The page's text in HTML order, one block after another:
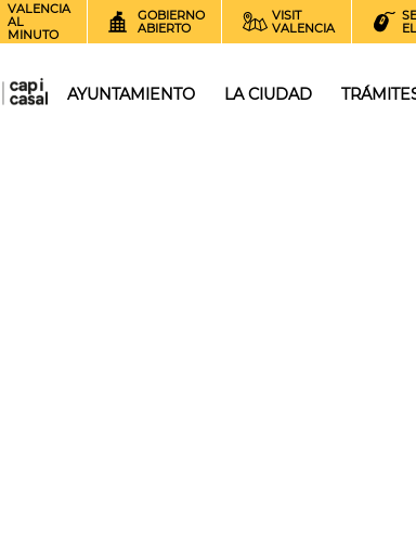
VALENCIA
AL
MINUTO
GOBIERNO
ABIERTO
VISIT
VALENCIA
AYUNTAMIENTO LA CIUDAD